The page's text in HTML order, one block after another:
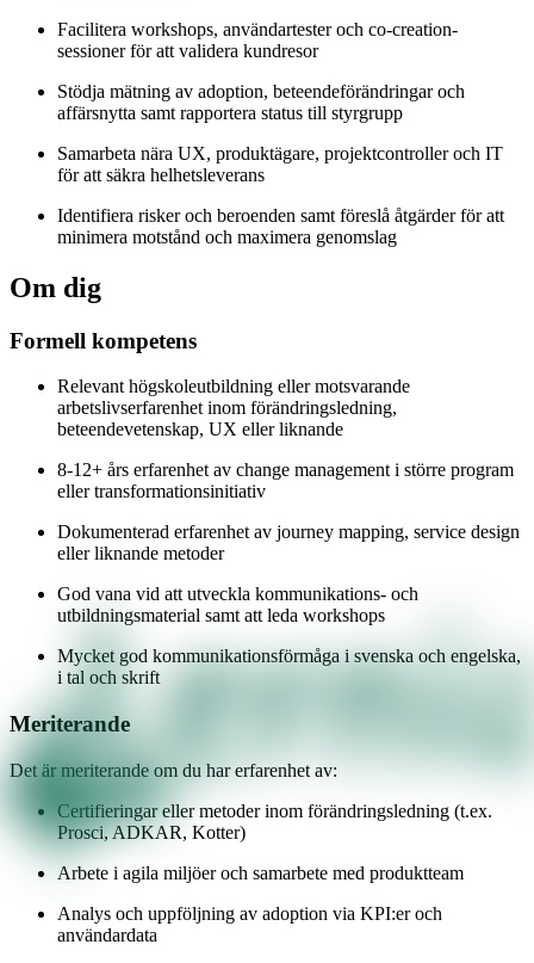
Facilitera workshops, användartester och co-creation-
sessioner för att validera kundresor
Stödja mätning av adoption, beteendeförändringar och
affärsnytta samt rapportera status till styrgrupp
Samarbeta nära UX, produktägare, projektcontroller och IT
för att säkra helhetsleverans
Identifiera risker och beroenden samt föreslå åtgärder för att
minimera motstånd och maximera genomslag
Om dig
Formell kompetens
Relevant högskoleutbildning eller motsvarande
arbetslivserfarenhet inom förändringsledning,
beteendevetenskap, UX eller liknande
8-12+ års erfarenhet av change management i större program
eller transformationsinitiativ
Dokumenterad erfarenhet av journey mapping, service design
eller liknande metoder
God vana vid att utveckla kommunikations- och
utbildningsmaterial samt att leda workshops
Mycket god kommunikationsförmåga i svenska och engelska,
i tal och skrift
Meriterande
Det är meriterande om du har erfarenhet av:
Certifieringar eller metoder inom förändringsledning (t.ex.
Prosci, ADKAR, Kotter)
Arbete i agila miljöer och samarbete med produktteam
Analys och uppföljning av adoption via KPI:er och
användardata